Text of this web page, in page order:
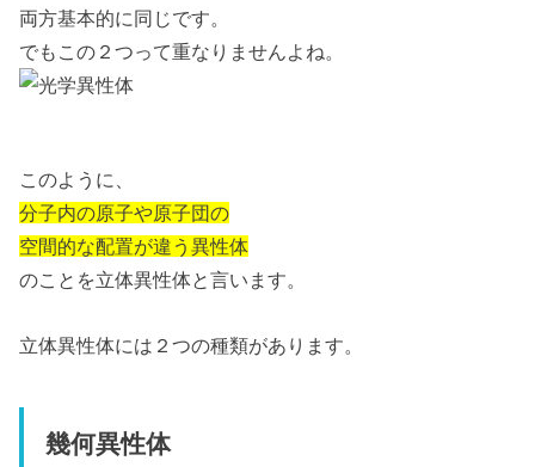
両方基本的に同じです。
でもこの２つって重なりませんよね。
このように、
分子内の原子や原子団の
空間的な配置が違う異性体
のことを立体異性体と言います。
立体異性体には２つの種類があります。
幾何異性体